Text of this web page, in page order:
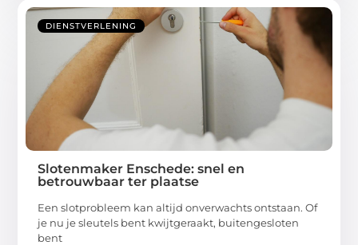
DIENSTVERLENING
Slotenmaker Enschede: snel en
betrouwbaar ter plaatse
Een slotprobleem kan altijd onverwachts ontstaan. Of
je nu je sleutels bent kwijtgeraakt, buitengesloten
bent